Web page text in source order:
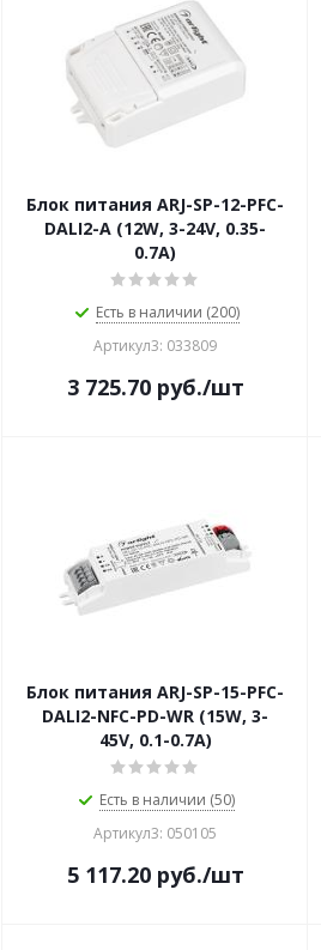
Блок питания ARJ-SP-12-PFC-
DALI2-A (12W, 3-24V, 0.35-
0.7A)
Есть в наличии (200)
Артикул3: 033809
3 725.70руб./шт
Блок питания ARJ-SP-15-PFC-
DALI2-NFC-PD-WR (15W, 3-
45V, 0.1-0.7A)
Есть в наличии (50)
Артикул3: 050105
5 117.20руб./шт